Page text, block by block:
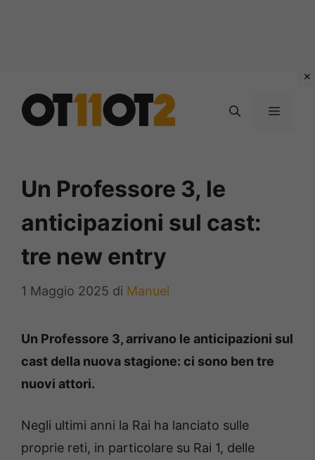
contenuto
MENU
Un Professore 3, le
anticipazioni sul cast:
tre new entry
1 Maggio 2025 di Manuel
Un Professore 3, arrivano le anticipazioni sul
cast della nuova stagione: ci sono ben tre
nuovi attori.
Negli ultimi anni la Rai ha lanciato sulle
proprie reti, in particolare su Rai 1, delle